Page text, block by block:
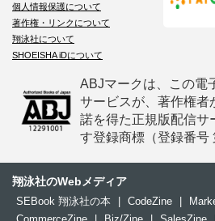
個人情報保護について
著作権・リンクについて
翔泳社について
SHOEISHA iDについて
ABJマークは、この電
サービスが、著作権者
諾を得た正規版配信サ
す登録商標（登録番号
翔泳社のWebメディア
SEBook 翔泳社の本 CodeZine